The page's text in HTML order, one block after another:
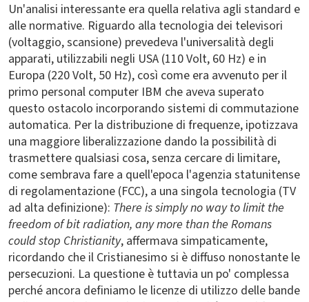
Un'analisi interessante era quella relativa agli standard e
alle normative. Riguardo alla tecnologia dei televisori
(voltaggio, scansione) prevedeva l'universalità degli
apparati, utilizzabili negli USA (110 Volt, 60 Hz) e in
Europa (220 Volt, 50 Hz), così come era avvenuto per il
primo personal computer IBM che aveva superato
questo ostacolo incorporando sistemi di commutazione
automatica. Per la distribuzione di frequenze, ipotizzava
una maggiore liberalizzazione dando la possibilità di
trasmettere qualsiasi cosa, senza cercare di limitare,
come sembrava fare a quell'epoca l'agenzia statunitense
di regolamentazione (FCC), a una singola tecnologia (TV
ad alta definizione): There is simply no way to limit the
freedom of bit radiation, any more than the Romans
could stop Christianity, affermava simpaticamente,
ricordando che il Cristianesimo si è diffuso nonostante le
persecuzioni. La questione è tuttavia un po' complessa
perché ancora definiamo le licenze di utilizzo delle bande